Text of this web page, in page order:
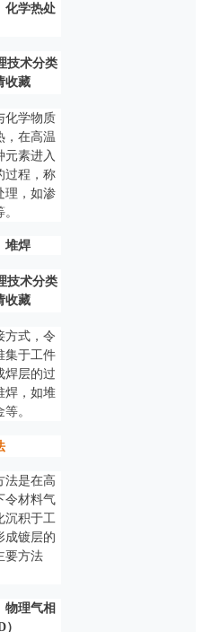
化学热处
学物质
，在高温
元素进入
过程，称
理，如渗
堆焊
式，令
集于工件
焊层的过
焊，如堆
。
是在高
令材料气
沉积于工
成镀层的
要方法
理气相